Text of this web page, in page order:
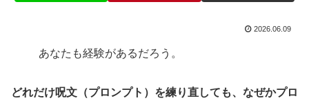
2026.06.09
あなたも経験があるだろう。
どれだけ呪文（プロンプト）を練り直しても、なぜかプロ